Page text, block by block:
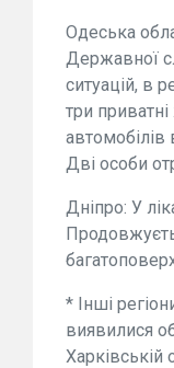
Одеська
Державної
ситуацій, в
три
Дві особи
Дніпро: У
* Інші
виявилися
Харківській